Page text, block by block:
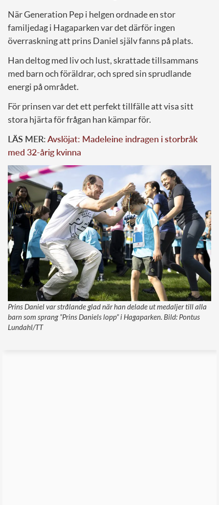
När Generation Pep i helgen ordnade en stor
familjedag i Hagaparken var det därför ingen
överraskning att prins Daniel själv fanns på plats.
Han deltog med liv och lust, skrattade tillsammans
med barn och föräldrar, och spred sin sprudlande
energi på området.
För prinsen var det ett perfekt tillfälle att visa sitt
stora hjärta för frågan han kämpar för.
LÄS MER:Avslöjat: Madeleine indragen i storbråk
med 32-årig kvinna
Prins Daniel var strålande glad när han delade ut medaljer till alla
barn som sprang ”Prins Daniels lopp” i Hagaparken. Bild: Pontus
Lundahl/TT